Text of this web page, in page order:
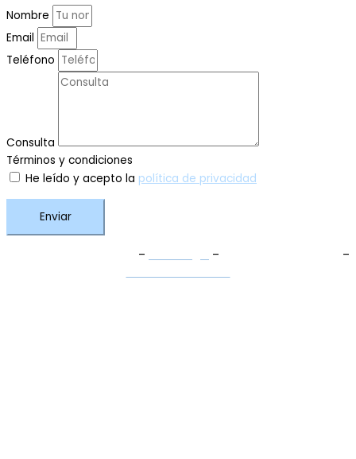
Nombre
Email
Teléfono
Consulta
Términos y condiciones
He leído y acepto la política de privacidad
Enviar
– –
–